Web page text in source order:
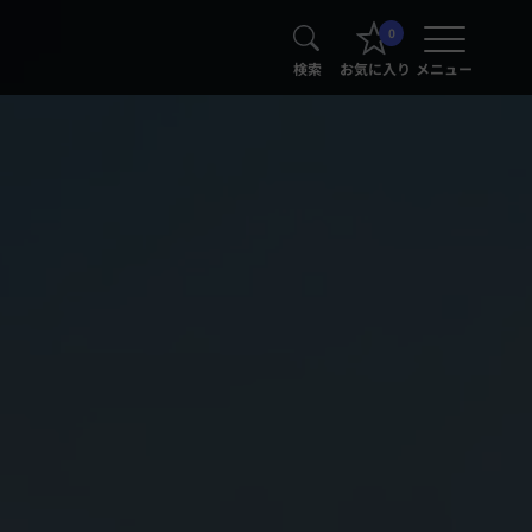
検索
0
お気に入り メニュー